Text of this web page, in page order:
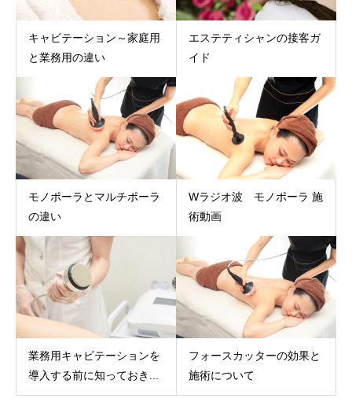
キャビテーション～家庭用
と業務用の違い
エステティシャンの接客ガ
イド
モノポーラとマルチポーラ
の違い
Wラジオ波 モノポーラ 施
術動画
業務用キャビテーションを
導入する前に知っておき...
フォースカッターの効果と
施術について